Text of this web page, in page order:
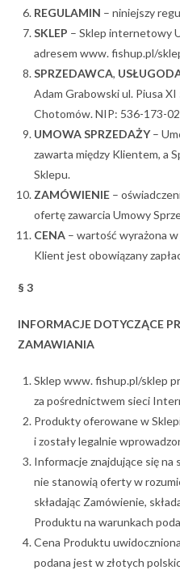
REGULAMIN – niniejszy
SKLEP – Sklep internetowy
adresem www. fishup.pl/
SPRZEDAWCA,
Adam Grabowski ul. Piusa
Chotomów. NIP: 536-173-
UMOWA SPRZEDAŻY–
zawarta między Klientem, a
Sklepu.
ZAMÓWIENIE –
ofertę zawarcia Umowy
CENA – wartość wyrażona
Klient jest obowiązany
§ 3
INFORMACJE DOTYCZĄCE
ZAMAWIANIA
Sklep www. fishup.pl/sklep
za pośrednictwem sieci
Produkty oferowane w
i zostały legalnie
Informacje znajdujące się
nie stanowią oferty w
składając Zamówienie,
Produktu na warunkach
Cena Produktu
podana jest w złotych